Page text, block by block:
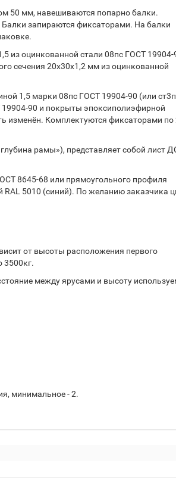
50 мм, навешиваются попарно балки.
запираются фиксаторами. На балки
из оцинкованной стали 08пс ГОСТ 19904-
сечения 20х30х1,2 мм из оцинкованной
1,5 марки 08пс ГОСТ 19904-90 (или
90 и покрыты эпоксиполиэфирной
изменён. Комплектуются фиксаторами по
рамы»), представляет собой лист
8645-68 или прямоугольного профиля
5010 (синий). По желанию заказчика
от высоты расположения первого
3500кг.
между ярусами и высоту
минимальное - 2.